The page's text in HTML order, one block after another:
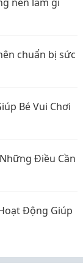
chuẩn bị sức
Bé Vui Chơi
Điều Cần
Động Giúp